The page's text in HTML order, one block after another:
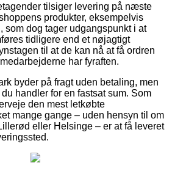
tilsiger levering på næste
produkter, eksempelvis
som dog tager udgangspunkt i at
tidligere end et nøjagtigt
til at de kan nå at få ordren
har fyraften.
byder på fragt uden betaling, men
handler for en fastsat sum. Som
den mest letkøbte
mange gange – uden hensyn til om
eller Helsinge – er at få leveret